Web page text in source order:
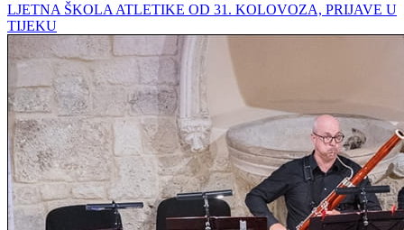
LJETNA ŠKOLA ATLETIKE OD 31. KOLOVOZA, PRIJAVE U
TIJEKU